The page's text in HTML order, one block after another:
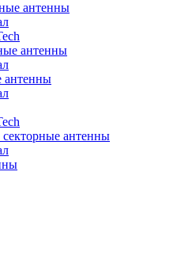
антенны
антенны
антенны
антенны